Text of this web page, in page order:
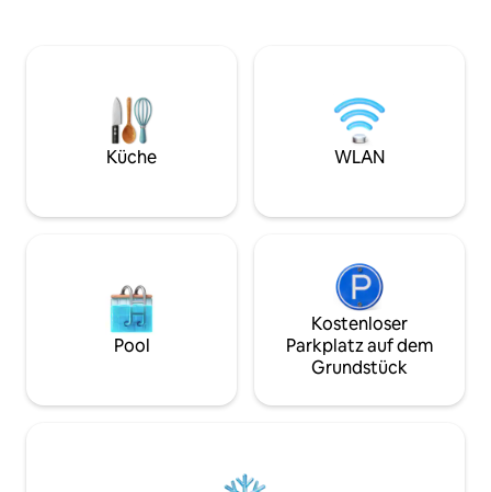
(Beleuchtung/Ventilatoren)
> Kostenloser Parkplatz außerhalb des
Grundstücks (1 kleines Auto/Kompakt-
SUV) > Online-Lieferservice für
Taxis/Autos (Tuk-Tuks) * Kein
ausgestattet.
schön
deinen
Abendpartys.
Küche WLAN
Pool
Kostenloser
Parkplatz auf dem
Grundstück